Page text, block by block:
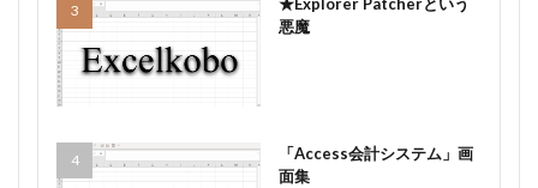
悪魔
「Access会計システム」画
面集